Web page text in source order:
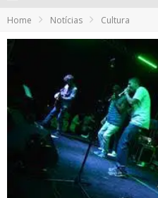
Home Notícias Cultura